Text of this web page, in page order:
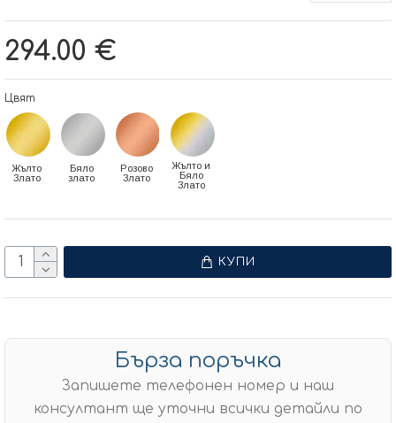
294.00 €
Цвят
Жълто
Злато
Бяло
злато
Розово
Злато
Жълто и
Бяло
Злато
КУПИ
Бърза поръчка
Запишете телефонен номер и наш
консултант ще уточни всички детайли по